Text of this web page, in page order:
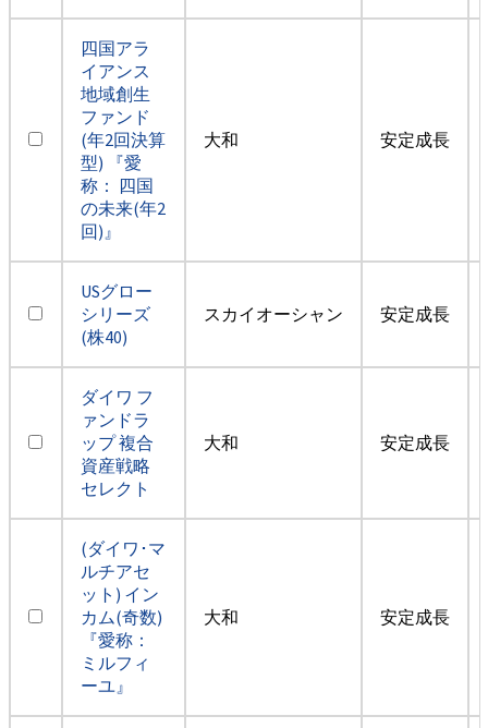
四国アラ
イアンス
地域創生
ファンド
(年2回決算
型) 『愛
称： 四国
の未来(年2
回)』
大和 安定成長
USグロー
シリーズ
(株40)
スカイオーシャン 安定成長
ダイワ フ
ァンドラ
ップ 複合
資産戦略
セレクト
大和 安定成長
(ダイワ･マ
ルチアセ
ット) イン
カム(奇数)
『愛称：
ミルフィ
ーユ』
大和 安定成長